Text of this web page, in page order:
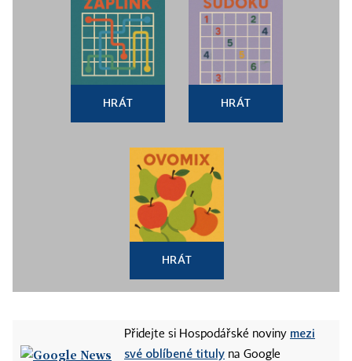
HRÁT HRÁT
HRÁT
Přidejte si Hospodářské noviny mezi
své oblíbené tituly na Google